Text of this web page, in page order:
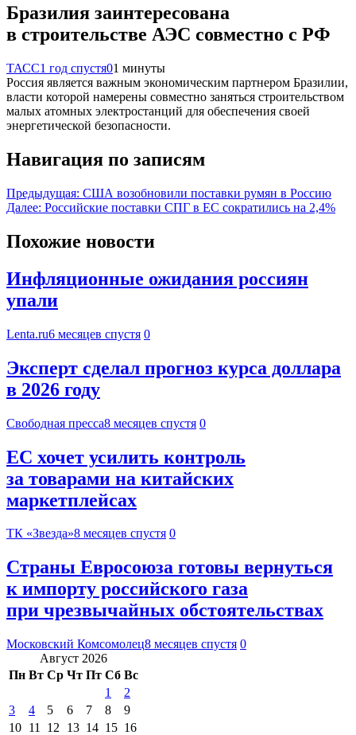
Бразилия заинтересована
в строительстве АЭС совместно с РФ
ТАСС1 год спустя01 минуты
Россия является важным экономическим партнером Бразилии,
власти которой намерены совместно заняться строительством
малых атомных электростанций для обеспечения своей
энергетической безопасности.
Навигация по записям
Предыдущая: США возобновили поставки румян в Россию
Далее: Российские поставки СПГ в ЕС сократились на 2,4%
Похожие новости
Инфляционные ожидания россиян
упали
Lenta.ru6 месяцев спустя 0
Эксперт сделал прогноз курса доллара
в 2026 году
Свободная пресса8 месяцев спустя 0
ЕС хочет усилить контроль
за товарами на китайских
маркетплейсах
ТК «Звезда»8 месяцев спустя 0
Страны Евросоюза готовы вернуться
к импорту российского газа
при чрезвычайных обстоятельствах
Московский Комсомолец8 месяцев спустя 0
Август 2026
Пн Вт Ср Чт Пт Сб Вс
1
2
3
4 5 6 7 8
9
10 11 12 13 14 15 16